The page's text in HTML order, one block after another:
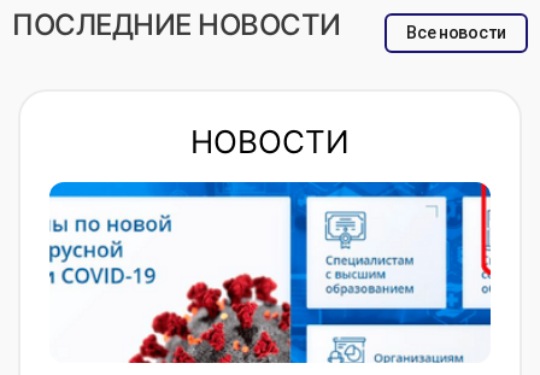
ПОСЛЕДНИЕ НОВОСТИ Все новости
НОВОСТИ